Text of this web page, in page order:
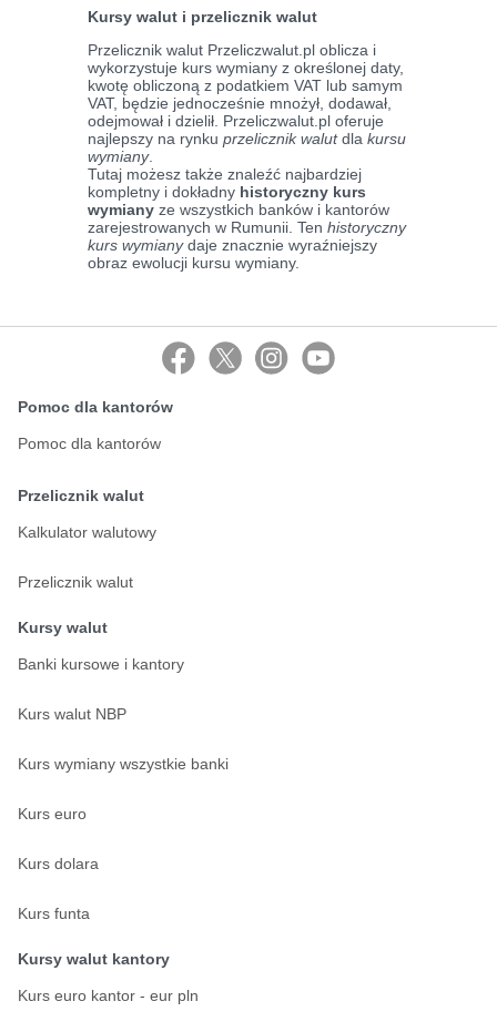
Kursy walut i przelicznik walut
Przelicznik walut Przeliczwalut.pl oblicza i
wykorzystuje kurs wymiany z określonej daty,
kwotę obliczoną z podatkiem VAT lub samym
VAT, będzie jednocześnie mnożył, dodawał,
odejmował i dzielił. Przeliczwalut.pl oferuje
najlepszy na rynku przelicznik walutdla kursu
wymiany.
Tutaj możesz także znaleźć najbardziej
kompletny i dokładny historyczny kurs
wymiany ze wszystkich banków i kantorów
zarejestrowanych w Rumunii. Ten historyczny
kurs wymianydaje znacznie wyraźniejszy
obraz ewolucji kursu wymiany.
Pomoc dla kantorów
Pomoc dla kantorów
Przelicznik walut
Kalkulator walutowy
Przelicznik walut
Kursy walut
Banki kursowe i kantory
Kurs walut NBP
Kurs wymiany wszystkie banki
Kurs euro
Kurs dolara
Kurs funta
Kursy walut kantory
Kurs euro kantor - eur pln